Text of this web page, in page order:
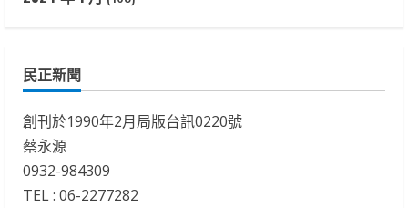
民正新聞
創刊於1990年2月局版台訊0220號
蔡永源
0932-984309
TEL : 06-2277282